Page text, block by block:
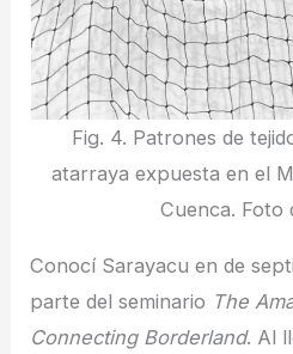
Fig. 4. Patrones de
atarraya expuesta en el
Cuenca. Foto
Conocí Sarayacu en de
parte del seminario The
Connecting Borderland. Al